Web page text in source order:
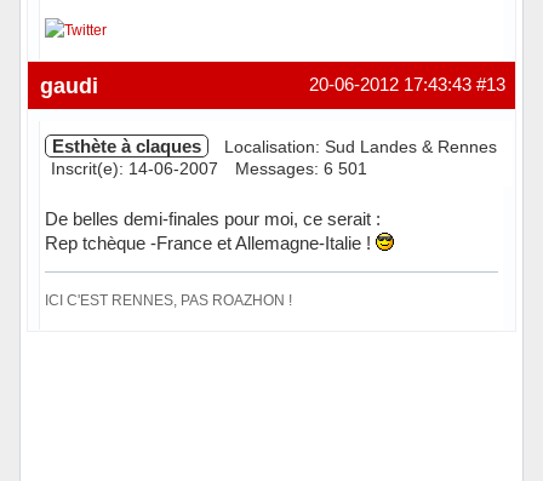
Hors ligne #13
20-06-2012 17:43:43
gaudi
Esthète à claques
Localisation: Sud Landes & Rennes
Inscrit(e): 14-06-2007
Messages: 6 501
De belles demi-finales pour moi, ce serait :
Rep tchèque -France et Allemagne-Italie !
ICI C'EST RENNES, PAS ROAZHON !